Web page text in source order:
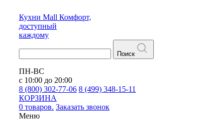
Кухни Mall Комфорт,
доступный
каждому
Поиск
ПН-ВС
с 10:00 до 20:00
8 (800) 302-77-06 8 (499) 348-15-11
КОРЗИНА
0 товаров. Заказать звонок
Меню